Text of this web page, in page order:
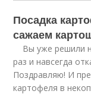
Посадка
сажаем
Вы уже решили
раз и навсегда
Поздравляю! И
картофеля в